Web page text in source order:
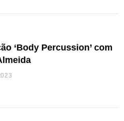
‘Body Percussion’ com